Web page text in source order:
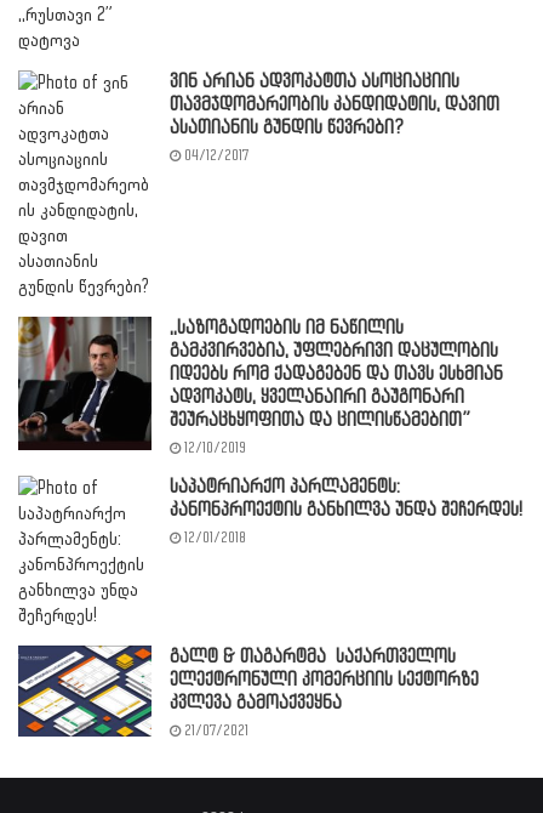
ვინ არიან ადვოკატთა ასოციაციის
თავმჯდომარეობის კანდიდატის, დავით
ასათიანის გუნდის წევრები?
04/12/2017
,,საზოგადოების იმ ნაწილის
გამკვირვებია, უფლებრივი დაცულობის
იდეებს რომ ქადაგებენ და თავს ესხმიან
ადვოკატს, ყველანაირი გაუგონარი
შეურაცხყოფითა და ცილისწამებით”
12/10/2019
საპატრიარქო პარლამენტს:
კანონპროექტის განხილვა უნდა შეჩერდეს!
12/01/2018
გალტ & თაგარტმა საქართველოს
ელექტრონული კომერციის სექტორზე
კვლევა გამოაქვეყნა
21/07/2021